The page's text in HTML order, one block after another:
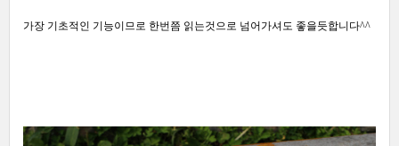
가장 기초적인 기능이므로 한번쯤 읽는것으로 넘어가셔도 좋을듯합니다^^